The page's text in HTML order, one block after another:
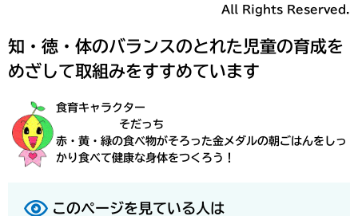
All Rights Reserved.
知・徳・体のバランスのとれた児童の育成を
めざして取組みをすすめています
食育キャラクター
そだっち
赤・黄・緑の食べ物がそろった金メダルの朝ごはんをしっ
かり食べて健康な身体をつくろう！
このページを見ている人は